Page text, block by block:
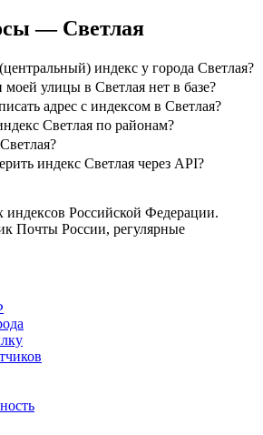
— Светлая
индекс у города Светлая?
моей улицы в Светлая нет в базе?
адрес с индексом в Светлая?
Светлая по районам?
индекс Светлая через API?
индексов Российской Федерации.
Почты России, регулярные